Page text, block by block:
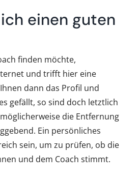
einen guten
finden möchte,
und trifft hier eine
dann das Profil und
gefällt, so sind doch letztlich
die Entfernung
Ein persönliches
sein, um zu prüfen, ob die
und dem Coach stimmt.